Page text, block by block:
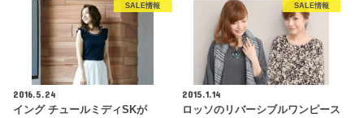
SALE情報
2016.5.24
イング チュールミディSKが
SALE情報
2015.1.14
ロッソのリバーシブルワンピース